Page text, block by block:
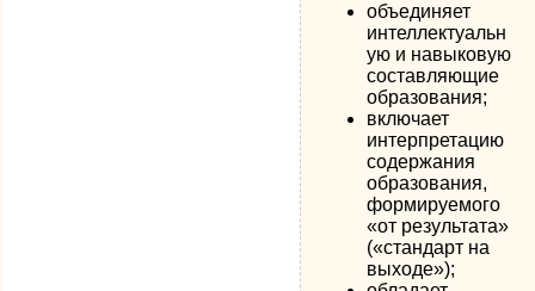
объединяет
интеллектуальн
ую и навыковую
составляющие
образования;
включает
интерпретацию
содержания
образования,
формируемого
«от результата»
(«стандарт на
выходе»);